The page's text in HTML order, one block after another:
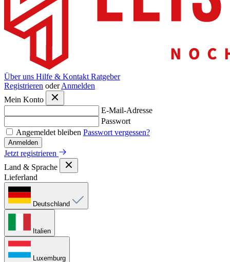
Über uns Hilfe & Kontakt Ratgeber
Registrieren oder Anmelden
Mein Konto
E-Mail-Adresse
Passwort
Angemeldet bleiben Passwort vergessen?
Anmelden
Jetzt registrieren
Land & Sprache
Lieferland
Deutschland
Italien
Luxemburg